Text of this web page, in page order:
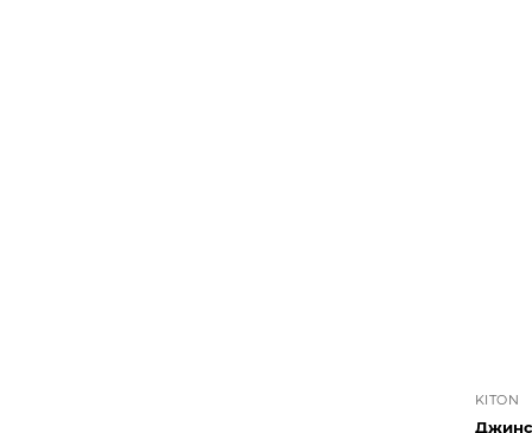
KITON